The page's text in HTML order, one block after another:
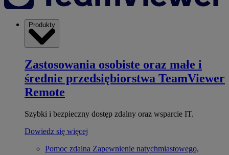
Produkty
Zastosowania osobiste oraz małe i
średnie przedsiębiorstwa TeamViewer
Remote
Szybki i bezpieczny dostęp zdalny oraz wsparcie IT.
Dowiedz się więcej
Pomoc zdalna Zapewnienie natychmiastowego,